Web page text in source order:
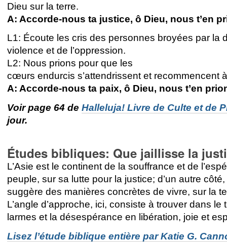
Dieu sur la terre.
A: Accorde-nous ta justice, ô Dieu, nous t’en
L1: Écoute les cris des personnes broyées par la
violence et de l’oppression.
L2: Nous prions pour que les
cœurs endurcis s’attendrissent et recommencent
A: Accorde-nous ta paix, ô Dieu, nous t’en
Voir page 64 deHalleluja! Livre de Culte et de
jour.
Études bibliques: Que jaillisse la
L’Asie est le continent de la souffrance et de
peuple, sur sa lutte pour la justice; d’un autre
suggère des manières concrètes de vivre, sur la
L’angle d’approche, ici, consiste à trouver dans
larmes et la désespérance en libération, joie et
Lisez l’étude biblique entière par Katie G.